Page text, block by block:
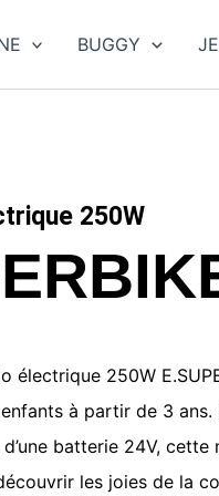
BUGGY
250W
électrique 250W
à partir de 3 ans.
batterie 24V, cette
les joies de la